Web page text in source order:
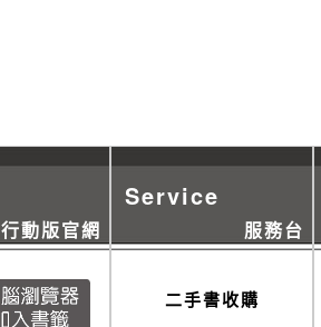
行動版官網
Service
服務台
二手書收購